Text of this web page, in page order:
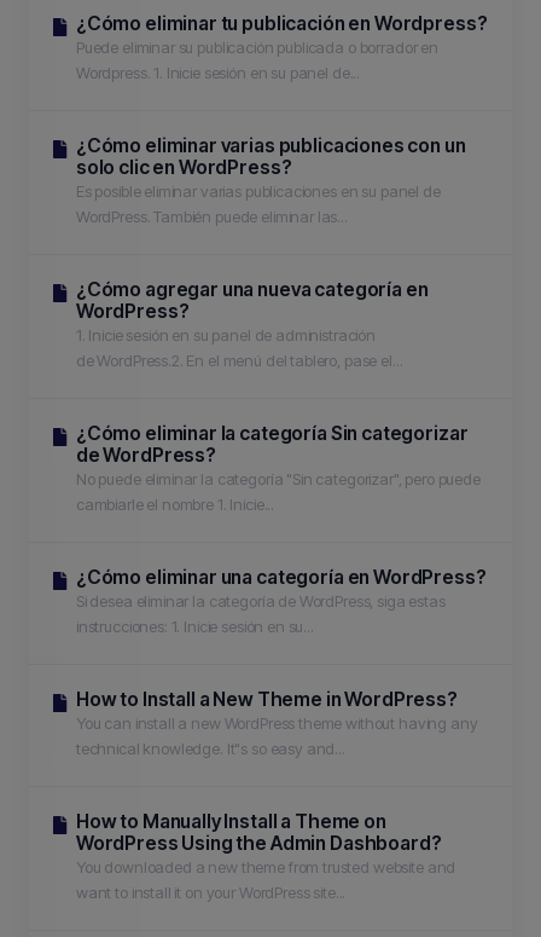
¿Cómo eliminar tu publicación en Wordpress?
Puede eliminar su publicación publicada o borrador en
Wordpress. 1. Inicie sesión en su panel de...
¿Cómo eliminar varias publicaciones con un
solo clic en WordPress?
Es posible eliminar varias publicaciones en su panel de
WordPress. También puede eliminar las...
¿Cómo agregar una nueva categoría en
WordPress?
1. Inicie sesión en su panel de administración
de WordPress.2. En el menú del tablero, pase el...
¿Cómo eliminar la categoría Sin categorizar
de WordPress?
No puede eliminar la categoría "Sin categorizar", pero puede
cambiarle el nombre 1. Inicie...
¿Cómo eliminar una categoría en WordPress?
Si desea eliminar la categoría de WordPress, siga estas
instrucciones: 1. Inicie sesión en su...
How to Install a New Theme in WordPress?
You can install a new WordPress theme without having any
technical knowledge. It"s so easy and...
How to Manually Install a Theme on
WordPress Using the Admin Dashboard?
You downloaded a new theme from trusted website and
want to install it on your WordPress site...